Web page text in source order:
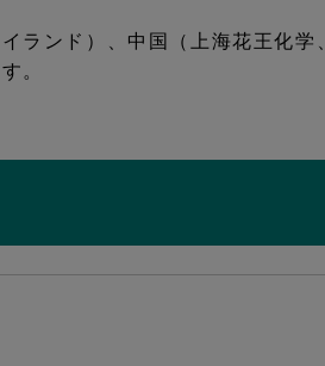
ランド）、中国（上海花王化学
。